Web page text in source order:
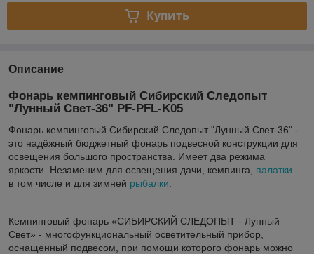
Купить
Описание
Фонарь кемпинговый Сибирский Следопыт
"Лунный Свет-36" PF-PFL-K05
Фонарь кемпинговый Сибирский Следопыт "Лунный Свет-36" -
это надёжный бюджетный фонарь подвесной конструкции для
освещения большого пространства. Имеет два режима
яркости. Незаменим для освещения дачи, кемпинга, палатки –
в том числе и для зимней рыбалки
Кемпинговый фонарь «СИБИРСКИЙ СЛЕДОПЫТ - Лунный
Свет» - многофункциональный осветительный прибор,
оснащенный подвесом, при помощи которого фонарь можно